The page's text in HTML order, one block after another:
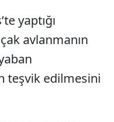
yaptığı
avlanmanın
teşvik edilmesini